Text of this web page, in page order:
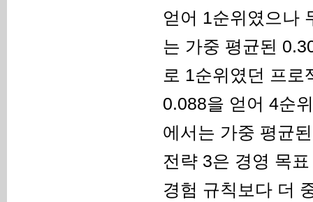
얻어 1순위였으나
는 가중 평균된
로 1순위였던 프
0.088을 얻어 4순
에서는 가중 평균
전략 3은 경영 목
경험 규칙보다 더